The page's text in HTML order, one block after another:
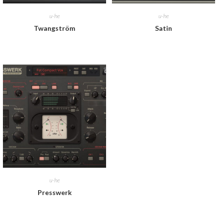
u-he
Twangström
u-he
Satin
u-he
Presswerk